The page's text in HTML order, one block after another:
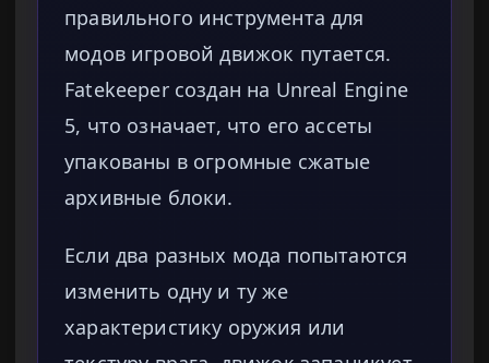
правильного инструмента для
модов игровой движок путается.
Fatekeeper создан на Unreal Engine
5, что означает, что его ассеты
упакованы в огромные сжатые
архивные блоки.
Если два разных мода попытаются
изменить одну и ту же
характеристику оружия или